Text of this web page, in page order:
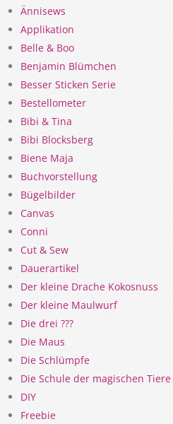
Ännisews
Applikation
Belle & Boo
Benjamin Blümchen
Besser Sticken Serie
Bestellometer
Bibi & Tina
Bibi Blocksberg
Biene Maja
Buchvorstellung
Bügelbilder
Canvas
Conni
Cut & Sew
Dauerartikel
Der kleine Drache Kokosnuss
Der kleine Maulwurf
Die drei ???
Die Maus
Die Schlümpfe
Die Schule der magischen Tiere
DIY
Freebie